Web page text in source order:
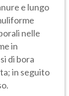
e lungo
nelle
in
di bora
in seguito